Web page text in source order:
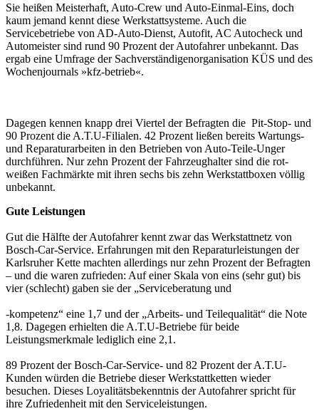
Sie heißen Meisterhaft, Auto-Crew und Auto-Einmal-Eins, doch
kaum jemand kennt diese Werkstattsysteme. Auch die
Servicebetriebe von AD-Auto-Dienst, Autofit, AC Autocheck und
Automeister sind rund 90 Prozent der Autofahrer unbekannt. Das
ergab eine Umfrage der Sachverständigenorganisation KÜS und des
Wochenjournals »kfz-betrieb«.
Dagegen kennen knapp drei Viertel der Befragten die Pit-Stop- und
90 Prozent die A.T.U-Filialen. 42 Prozent ließen bereits Wartungs-
und Reparaturarbeiten in den Betrieben von Auto-Teile-Unger
durchführen. Nur zehn Prozent der Fahrzeughalter sind die rot-
weißen Fachmärkte mit ihren sechs bis zehn Werkstattboxen völlig
unbekannt.
Gute Leistungen
Gut die Hälfte der Autofahrer kennt zwar das Werkstattnetz von
Bosch-Car-Service. Erfahrungen mit den Reparaturleistungen der
Karlsruher Kette machten allerdings nur zehn Prozent der Befragten
– und die waren zufrieden: Auf einer Skala von eins (sehr gut) bis
vier (schlecht) gaben sie der „Serviceberatung und
-kompetenz“ eine 1,7 und der „Arbeits- und Teilequalität“ die Note
1,8. Dagegen erhielten die A.T.U-Betriebe für beide
Leistungsmerkmale lediglich eine 2,1.
89 Prozent der Bosch-Car-Service- und 82 Prozent der A.T.U-
Kunden würden die Betriebe dieser Werkstattketten wieder
besuchen. Dieses Loyalitätsbekenntnis der Autofahrer spricht für
ihre Zufriedenheit mit den Serviceleistungen.